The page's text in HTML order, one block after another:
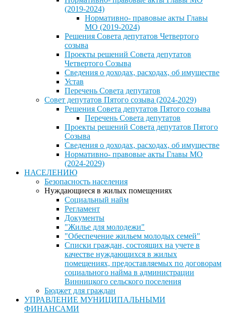
(2019-2024)
Нормативно- правовые акты Главы
МО (2019-2024)
Решения Совета депутатов Четвертого
созыва
Проекты решений Совета депутатов
Четвертого Созыва
Сведения о доходах, расходах, об имуществе
Устав
Перечень Совета депутатов
Совет депутатов Пятого созыва (2024-2029)
Решения Совета депутатов Пятого созыва
Перечень Совета депутатов
Проекты решений Совета депутатов Пятого
Созыва
Сведения о доходах, расходах, об имуществе
Нормативно- правовые акты Главы МО
(2024-2029)
НАСЕЛЕНИЮ
Безопасность населения
Нуждающиеся в жилых помещениях
Социальный найм
Регламент
Документы
"Жилье для молодежи"
"Обеспечение жильем молодых семей"
Списки граждан, состоящих на учете в
качестве нуждающихся в жилых
помещениях, предоставляемых по договорам
социального найма в администрации
Винницкого сельского поселения
Бюджет для граждан
УПРАВЛЕНИЕ МУНИЦИПАЛЬНЫМИ
ФИНАНСАМИ